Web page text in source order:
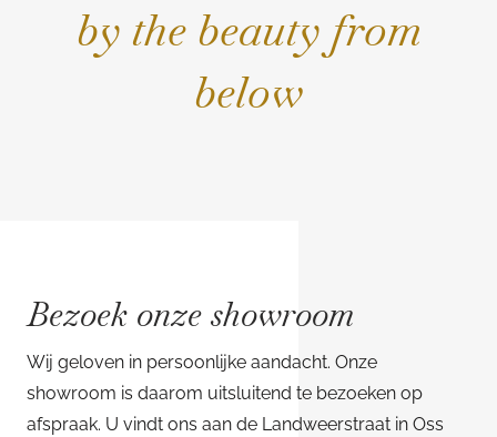
by the beauty from
below
Bezoek onze showroom
Wij geloven in persoonlijke aandacht. Onze
showroom is daarom uitsluitend te bezoeken op
afspraak. U vindt ons aan de Landweerstraat in Oss